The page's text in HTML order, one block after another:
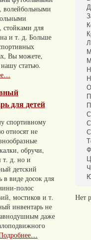
волейбольными
стойками для
и т. д. Больше
Вы можете,
статью.
для детей
спортивному
относят не
обручи,
т. д. но и
детский
в виде досок для
полос
мостиков и т.
инвентарь не
даже
Нет